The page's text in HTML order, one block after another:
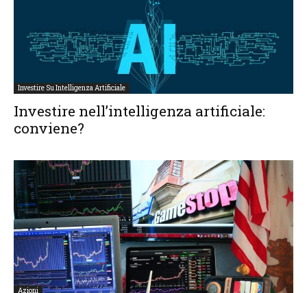
Investire Su Intelligenza Artificiale
Investire nell’intelligenza artificiale:
conviene?
Azioni